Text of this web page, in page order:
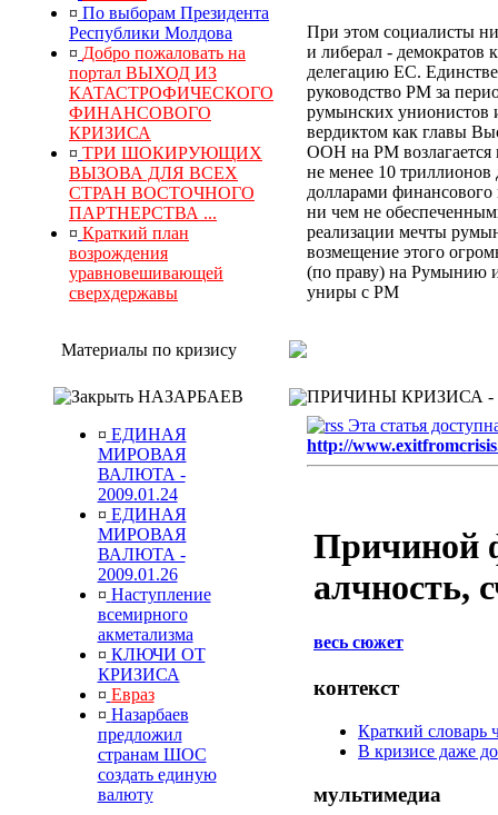
¤ По выборам Президента
Республики Молдова
¤ Добро пожаловать на
портал ВЫХОД ИЗ
КАТАСТРОФИЧЕСКОГО
ФИНАНСОВОГО
КРИЗИСА
¤ ТРИ ШОКИРУЮЩИХ
ВЫЗОВА ДЛЯ ВСЕХ
СТРАН ВОСТОЧНОГО
ПАРТНЕРСТВА ...
¤ Краткий план
возрождения
уравновешивающей
сверхдержавы
Материалы по кризису
НАЗАРБАЕВ
¤ ЕДИНАЯ
МИРОВАЯ
ВАЛЮТА -
2009.01.24
¤ ЕДИНАЯ
МИРОВАЯ
ВАЛЮТА -
2009.01.26
¤ Наступление
всемирного
акметализма
¤ КЛЮЧИ ОТ
КРИЗИСА
¤ Евраз
¤ Назарбаев
предложил
странам ШОС
создать единую
валюту
При этом социалисты
и либерал - демократов
делегацию ЕС.
руководство РМ за
румынских унионистов
вердиктом как главы
ООН на РМ возлагается
не менее 10
долларами финансового
ни чем не
реализации мечты
возмещение этого
(по праву) на Румынию
униры с РМ
ПРИЧИНЫ КРИЗИСА -
Эта статья
http://
Причиной
алчность,
весь сюжет
контекст
Краткий словарь
В кризисе даже
мультимедиа